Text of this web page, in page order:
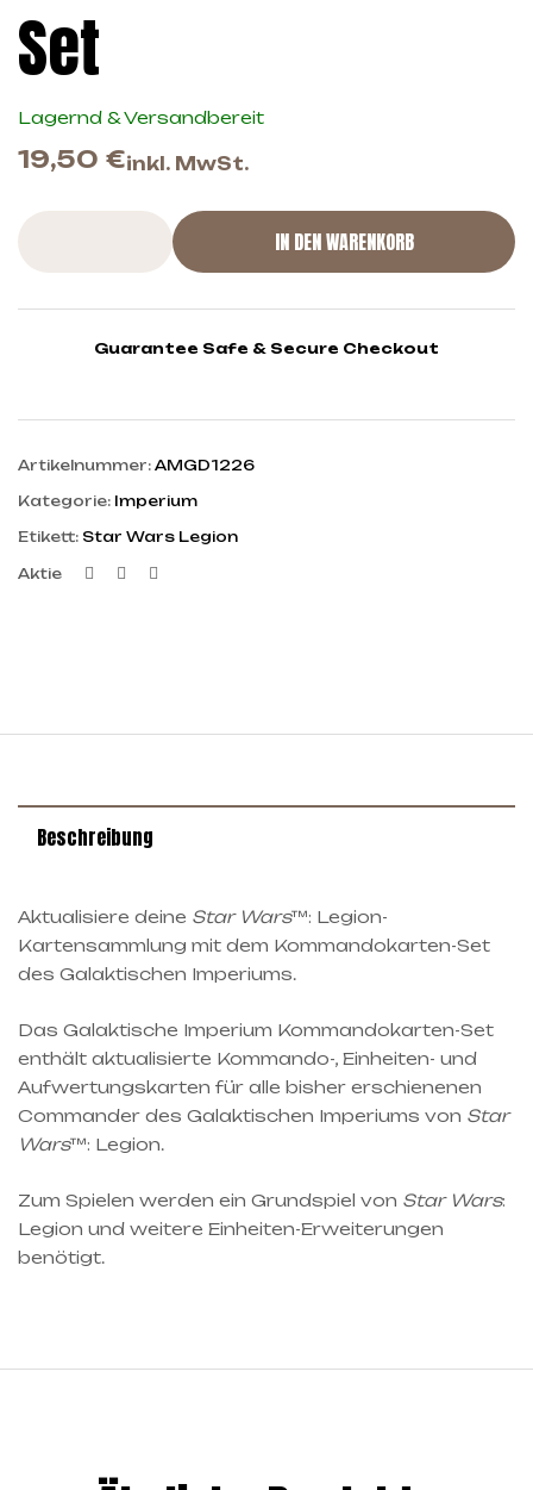
Set
Lagernd & Versandbereit
19,50 €inkl. MwSt.
IN DEN WARENKORB
Guarantee Safe & Secure Checkout
Artikelnummer: AMGD1226
Kategorie: Imperium
Etikett: Star Wars Legion
Aktie Facebook
Twitter
Beschreibung
Aktualisiere deine Star Wars™: Legion-
Kartensammlung mit dem Kommandokarten-Set
des Galaktischen Imperiums.
Das Galaktische Imperium Kommandokarten-Set
enthält aktualisierte Kommando-, Einheiten- und
Aufwertungskarten für alle bisher erschienenen
Commander des Galaktischen Imperiums von Star
Wars™: Legion.
Zum Spielen werden ein Grundspiel von Star Wars:
Legion und weitere Einheiten-Erweiterungen
benötigt.